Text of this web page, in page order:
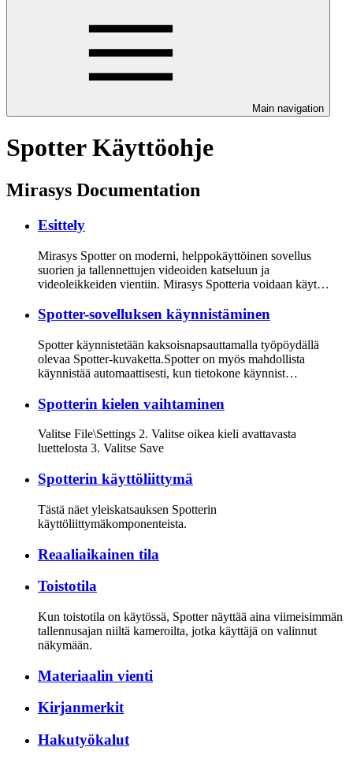
Main navigation
Spotter Käyttöohje
Mirasys Documentation
Esittely
Mirasys Spotter on moderni, helppokäyttöinen sovellus
suorien ja tallennettujen videoiden katseluun ja
videoleikkeiden vientiin. Mirasys Spotteria voidaan käyt…
Spotter-sovelluksen käynnistäminen
Spotter käynnistetään kaksoisnapsauttamalla työpöydällä
olevaa Spotter-kuvaketta.Spotter on myös mahdollista
käynnistää automaattisesti, kun tietokone käynnist…
Spotterin kielen vaihtaminen
Valitse File\Settings 2. Valitse oikea kieli avattavasta
luettelosta 3. Valitse Save
Spotterin käyttöliittymä
Tästä näet yleiskatsauksen Spotterin
käyttöliittymäkomponenteista.
Reaaliaikainen tila
Toistotila
Kun toistotila on käytössä, Spotter näyttää aina viimeisimmän
tallennusajan niiltä kameroilta, jotka käyttäjä on valinnut
näkymään.
Materiaalin vienti
Kirjanmerkit
Hakutyökalut